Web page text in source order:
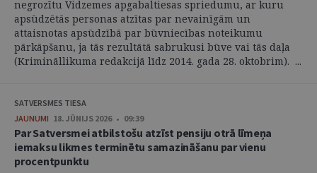
negrozītu Vidzemes apgabaltiesas spriedumu, ar kuru
apsūdzētās personas atzītas par nevainīgām un
attaisnotas apsūdzībā par būvniecības noteikumu
pārkāpšanu, ja tās rezultātā sabrukusi būve vai tās daļa
(Krimināllikuma redakcijā līdz 2014. gada 28. oktobrim). ...
SATVERSMES TIESA
JAUNUMI 18. JŪNIJS 2026 • 09:39
Par Satversmei atbilstošu atzīst pensiju otrā līmeņa
iemaksu likmes terminētu samazināšanu par vienu
procentpunktu